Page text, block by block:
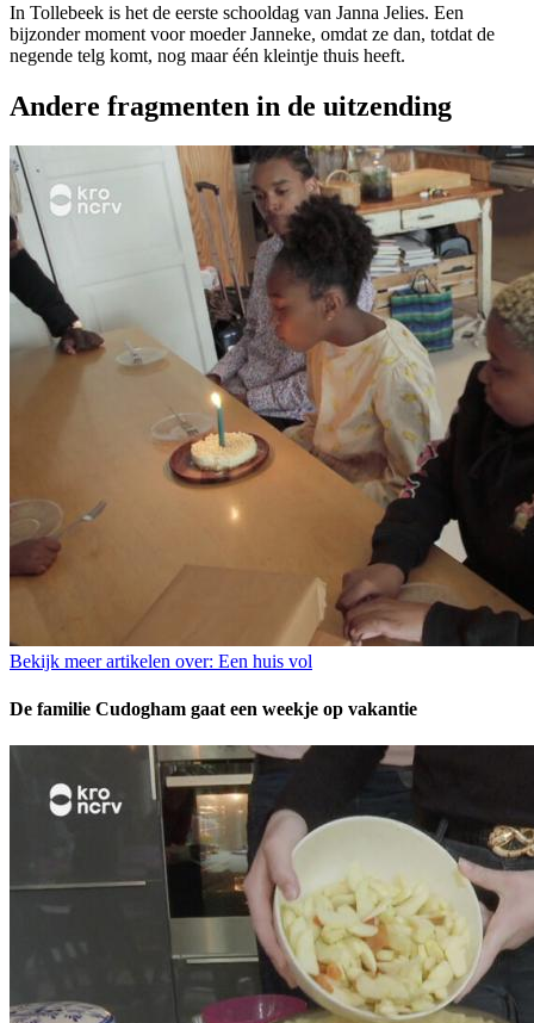
In Tollebeek is het de eerste schooldag van Janna Jelies. Een
bijzonder moment voor moeder Janneke, omdat ze dan, totdat de
negende telg komt, nog maar één kleintje thuis heeft.
Andere fragmenten in de uitzending
Bekijk meer artikelen over: Een huis vol
De familie Cudogham gaat een weekje op vakantie